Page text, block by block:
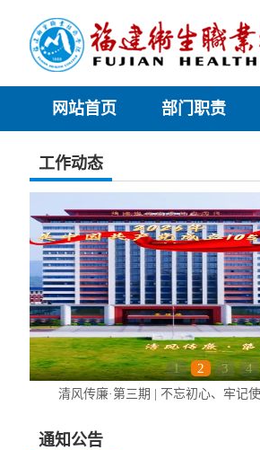
网站首页 部门职责
工作动态
1 2 3 4
清风传廉·第三期 | 不忘初心、牢记
通知公告